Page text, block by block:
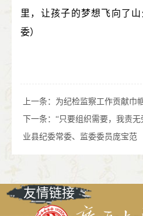
里，让孩子的梦想飞向了
委）
上一条： 为纪检监察工作贡献巾
下一条： “只要组织需要，我责
业县纪委常委、监委委员庞宝范
友情链接